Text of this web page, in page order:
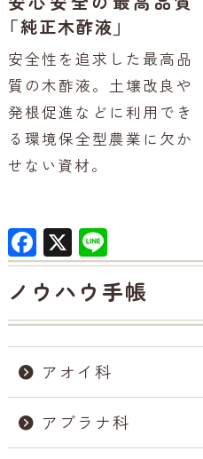
「純正木酢液」
安全性を追求した最高品
質の木酢液。土壌改良や
発根促進などに利用でき
る環境保全型農業に欠か
せない資材。
F
a
c
e
b
o
o
k
X
n
e
ノウハウ手帳
アオイ科
アブラナ科